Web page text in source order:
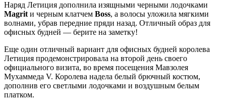
Наряд Летиция дополнила изящными черными лодочками
Magritи черным клатчем Boss, а волосы уложила мягкими
волнами, убрав передние пряди назад. Отличный образ для
офисных будней — берите на заметку!
Еще один отличный вариант для офисных будней королева
Летиция продемонстрировала на второй день своего
официального визита, во время посещения Мавзолея
Мухаммеда V. Королева надела белый брючный костюм,
дополнив его светлыми лодочками и воздушным белым
платком.